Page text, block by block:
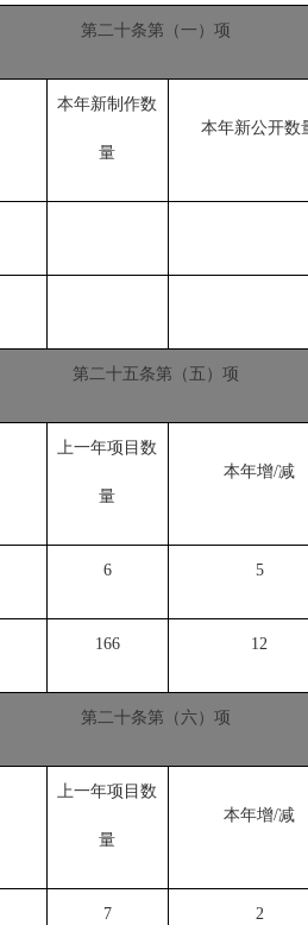
第二十条第（一）项
本年新制作数
量
本年新公开数
第二十五条第（五）项
上一年项目数
量
本年增/减
6 5
166 12
第二十条第（六）项
上一年项目数
量
本年增/减
7 2